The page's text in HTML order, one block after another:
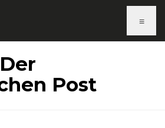
≡
Post